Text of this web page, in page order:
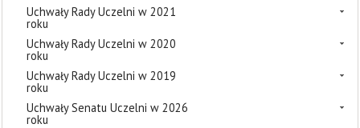
Uchwały Rady Uczelni w 2021
roku
Uchwały Rady Uczelni w 2020
roku
Uchwały Rady Uczelni w 2019
roku
Uchwały Senatu Uczelni w 2026
roku